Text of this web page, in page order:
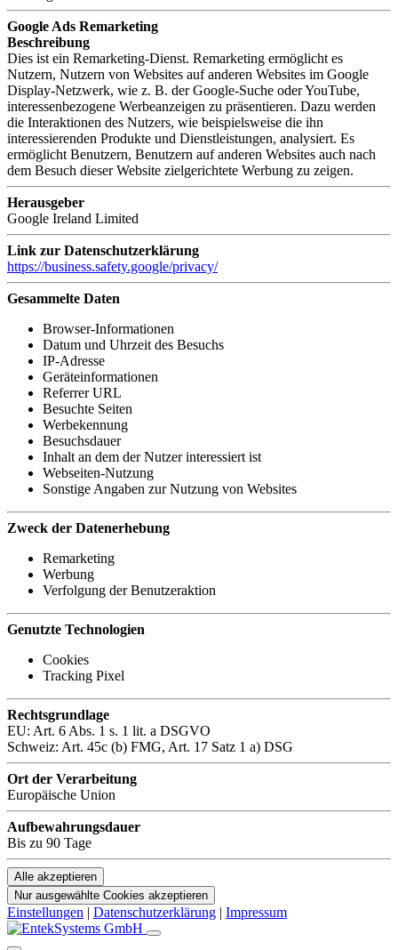
Google Ads Remarketing
Beschreibung
Dies ist ein Remarketing-Dienst. Remarketing ermöglicht es
Nutzern, Nutzern von Websites auf anderen Websites im Google
Display-Netzwerk, wie z. B. der Google-Suche oder YouTube,
interessenbezogene Werbeanzeigen zu präsentieren. Dazu werden
die Interaktionen des Nutzers, wie beispielsweise die ihn
interessierenden Produkte und Dienstleistungen, analysiert. Es
ermöglicht Benutzern, Benutzern auf anderen Websites auch nach
dem Besuch dieser Website zielgerichtete Werbung zu zeigen.
Herausgeber
Google Ireland Limited
Link zur Datenschutzerklärung
https://business.safety.google/privacy/
Gesammelte Daten
Browser-Informationen
Datum und Uhrzeit des Besuchs
IP-Adresse
Geräteinformationen
Referrer URL
Besuchte Seiten
Werbekennung
Besuchsdauer
Inhalt an dem der Nutzer interessiert ist
Webseiten-Nutzung
Sonstige Angaben zur Nutzung von Websites
Zweck der Datenerhebung
Remarketing
Werbung
Verfolgung der Benutzeraktion
Genutzte Technologien
Cookies
Tracking Pixel
Rechtsgrundlage
EU: Art. 6 Abs. 1 s. 1 lit. a DSGVO
Schweiz: Art. 45c (b) FMG, Art. 17 Satz 1 a) DSG
Ort der Verarbeitung
Europäische Union
Aufbewahrungsdauer
Bis zu 90 Tage
Alle akzeptieren
Nur ausgewählte Cookies akzeptieren
Einstellungen | Datenschutzerklärung | Impressum